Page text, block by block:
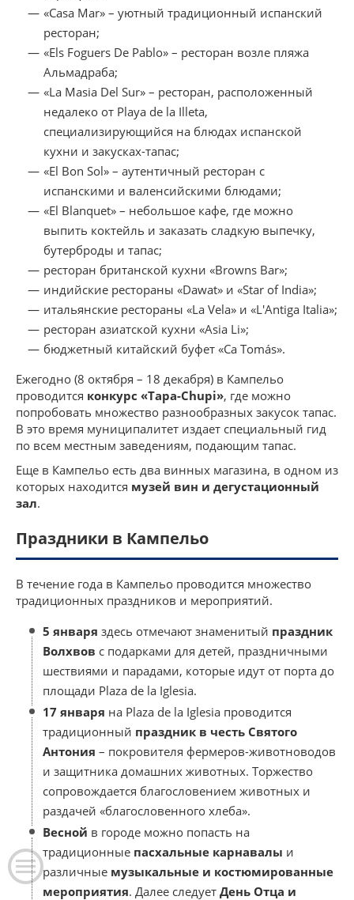
«Casa Mar» – уютный традиционный испанский
ресторан;
«Els Foguers De Pablo» – ресторан возле пляжа
Альмадраба;
«La Masia Del Sur» – ресторан, расположенный
недалеко от Playa de la Illeta,
специализирующийся на блюдах испанской
кухни и закусках-тапас;
«El Bon Sol» – аутентичный ресторан с
испанскими и валенсийскими блюдами;
«El Blanquet» – небольшое кафе, где можно
выпить коктейль и заказать сладкую выпечку,
бутерброды и тапас;
ресторан британской кухни «Browns Bar»;
индийские рестораны «Dawat» и «Star of India»;
итальянские рестораны «La Vela» и «L'Antiga Italia»;
ресторан азиатской кухни «Asia Li»;
бюджетный китайский буфет «Ca Tomás».
Ежегодно (8 октября – 18 декабря) в Кампельо
проводится конкурс «Tapa-Chupi», где можно
попробовать множество разнообразных закусок тапас.
В это время муниципалитет издает специальный гид
по всем местным заведениям, подающим тапас.
Еще в Кампельо есть два винных магазина, в одном из
которых находится музей вин и дегустационный
зал.
Праздники в Кампельо
В течение года в Кампельо проводится множество
традиционных праздников и мероприятий.
5 января здесь отмечают знаменитый праздник
Волхвов с подарками для детей, праздничными
шествиями и парадами, которые идут от порта до
площади Plaza de la Iglesia.
17 января на Plaza de la Iglesia проводится
традиционный праздник в честь Святого
Антония – покровителя фермеров-животноводов
и защитника домашних животных. Торжество
сопровождается благословением животных и
раздачей «благословенного хлеба».
Весной в городе можно попасть на
традиционные пасхальные карнавалы и
различные музыкальные и костюмированные
мероприятия. Далее следует День Отца и